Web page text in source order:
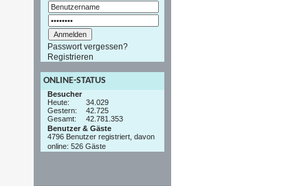
Passwort vergessen?
Registrieren
ONLINE-STATUS
Besucher
Heute:
34.029
Gestern:
42.725
Gesamt:
42.781.353
Benutzer & Gäste
4796 Benutzer registriert, davon
online: 526 Gäste